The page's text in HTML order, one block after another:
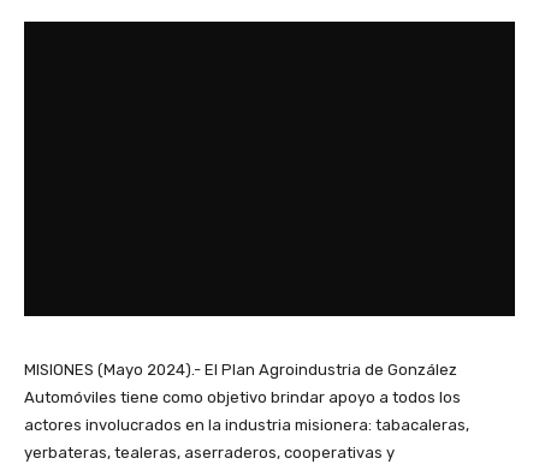
MISIONES (Mayo 2024).- El Plan Agroindustria de González
Automóviles tiene como objetivo brindar apoyo a todos los
actores involucrados en la industria misionera: tabacaleras,
yerbateras, tealeras, aserraderos, cooperativas y